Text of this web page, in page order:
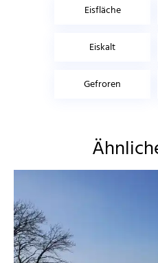
Eisfläche
Eiskalt
Gefroren